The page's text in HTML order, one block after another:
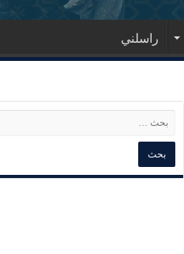
راسلني